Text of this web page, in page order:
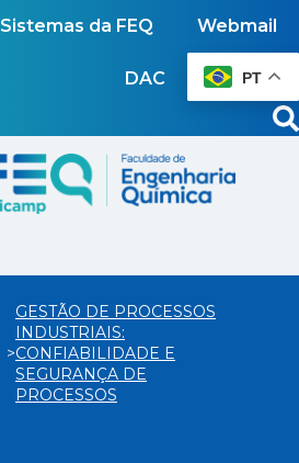
Sistemas da FEQ Webmail
DAC PT
GESTÃO DE PROCESSOS
INDUSTRIAIS:
CONFIABILIDADE E
SEGURANÇA DE
PROCESSOS